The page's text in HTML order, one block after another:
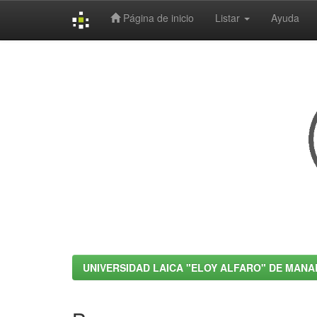
Página de inicio Listar Ayuda
UNIVERSIDAD LAICA "ELOY ALFARO" DE